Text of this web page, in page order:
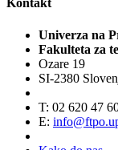
Kontakt
Univerza na
Fakulteta za
Ozare 19
SI-2380
T: 02 620 47
E: